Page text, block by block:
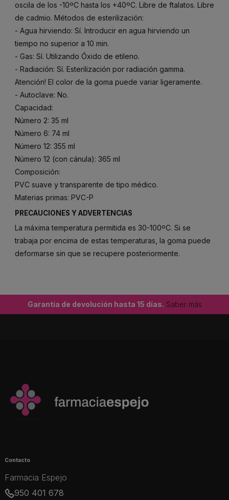
oscila de los -10ºC hasta los +40ºC. Libre de ftalatos. Libre
de cadmio. Métodos de esterilización:
- Agua hirviendo: Sí. Introducir en agua hirviendo un
tiempo no superior a 10 min.
- Gas: Sí. Utilizando Óxido de etileno.
- Radiación: Sí. Esterilización por radiación gamma.
Atención! El color de la goma puede variar ligeramente.
- Autoclave: No.
Capacidad:
Número 2: 35 ml
Número 6: 74 ml
Número 12: 355 ml
Número 12 (con cánula): 365 ml
Composición:
PVC suave y transparente de tipo médico.
Materias primas: PVC-P
PRECAUCIONES Y ADVERTENCIAS
La máxima temperatura permitida es 30-100ºC. Si se
trabaja por encima de estas temperaturas, la goma puede
deformarse sin que se recupere posteriormente.
Garantía de devolución hasta 15 días. Saber más
Contacto
Farmacia Espejo
950 401 678